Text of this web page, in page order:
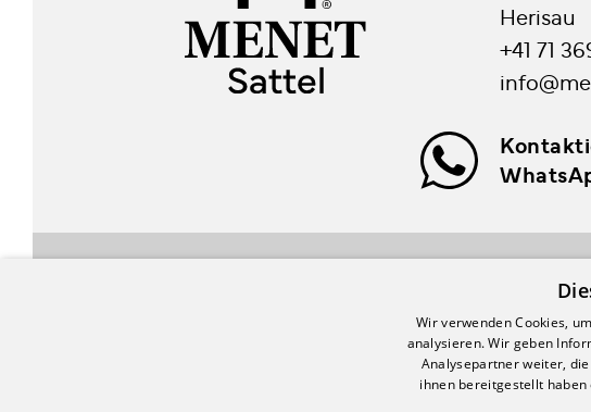
Herisau
+41 71
Wir verwenden Cookies,
analysieren. Wir geben
Analysepartner weiter,
ihnen bereitgestellt